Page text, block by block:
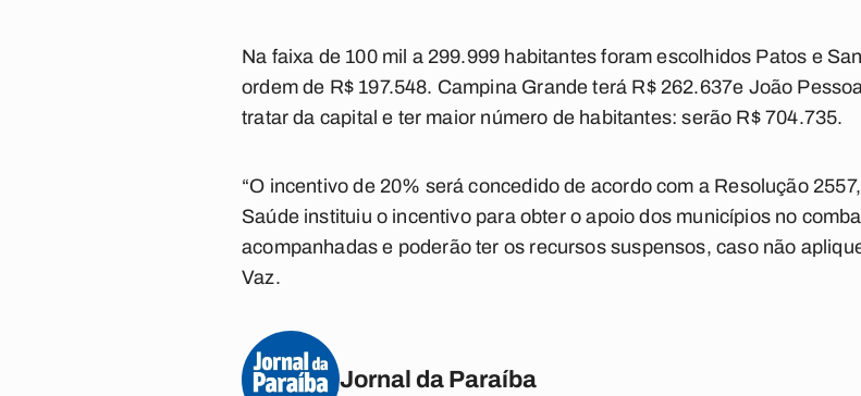
Na faixa de 100 mil a 299.999 habitantes foram escolhidos Patos e
ordem de R$ 197.548. Campina Grande terá R$ 262.637e João
tratar da capital e ter maior número de habitantes: serão R$ 704.735.
“O incentivo de 20% será concedido de acordo com a Resolução
Saúde instituiu o incentivo para obter o apoio dos municípios no
acompanhadas e poderão ter os recursos suspensos, caso não
Vaz.
Jornal da Paraíba